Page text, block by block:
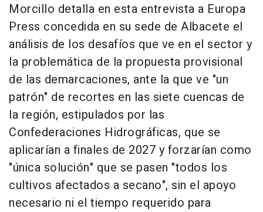
Morcillo detalla en esta entrevista a Europa
Press concedida en su sede de Albacete el
análisis de los desafíos que ve en el sector y
la problemática de la propuesta provisional
de las demarcaciones, ante la que ve "un
patrón" de recortes en las siete cuencas de
la región, estipulados por las
Confederaciones Hidrográficas, que se
aplicarían a finales de 2027 y forzarían como
"única solución" que se pasen "todos los
cultivos afectados a secano", sin el apoyo
necesario ni el tiempo requerido para